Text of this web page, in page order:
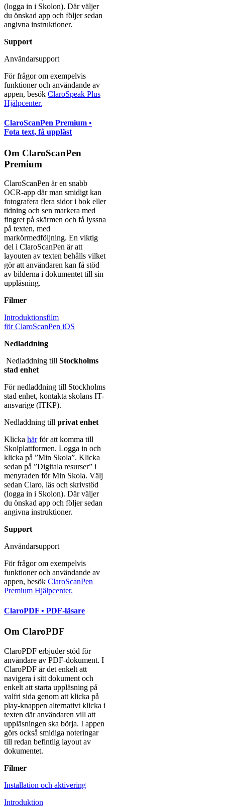
(logga in i Skolon). Där väljer
du önskad app och följer sedan
angivna instruktioner.
Support
Användarsupport
För frågor om exempelvis
funktioner och användande av
appen, besök ClaroSpeak Plus
Hjälpcenter.
ClaroScanPen Premium •
Fota text, få uppläst
Om ClaroScanPen
Premium
ClaroScanPen är en snabb
OCR-app där man smidigt kan
fotografera flera sidor i bok eller
tidning och sen markera med
fingret på skärmen och få lyssna
på texten, med
markörmedföljning. En viktig
del i ClaroScanPen är att
layouten av texten behålls vilket
gör att användaren kan få stöd
av bilderna i dokumentet till sin
uppläsning.
Filmer
Introduktionsfilm
för ClaroScanPen iOS
Nedladdning
Nedladdning till Stockholms
stad enhet
För nedladdning till Stockholms
stad enhet, kontakta skolans IT-
ansvarige (ITKP).
Nedladdning till privat enhet
Klicka härför att komma till
Skolplattformen. Logga in och
klicka på ”Min Skola”. Klicka
sedan på ”Digitala resurser” i
menyraden för Min Skola. Välj
sedan Claro, läs och skrivstöd
(logga in i Skolon). Där väljer
du önskad app och följer sedan
angivna instruktioner.
Support
Användarsupport
För frågor om exempelvis
funktioner och användande av
appen, besök ClaroScanPen
Premium Hjälpcenter.
ClaroPDF • PDF-läsare
Om ClaroPDF
ClaroPDF erbjuder stöd för
användare av PDF-dokument. I
ClaroPDF är det enkelt att
navigera i sitt dokument och
enkelt att starta uppläsning på
valfri sida genom att klicka på
play-knappen alternativt klicka i
texten där användaren vill att
uppläsningen ska börja. I appen
görs också smidiga noteringar
till redan befintlig layout av
dokumentet.
Filmer
Installation och aktivering
Introduktion